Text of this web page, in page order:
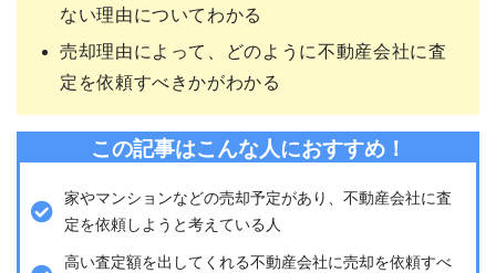
ない理由についてわかる
売却理由によって、どのように不動産会社に査
定を依頼すべきかがわかる
この記事はこんな人におすすめ！
家やマンションなどの売却予定があり、不動産会社に査
定を依頼しようと考えている人
高い査定額を出してくれる不動産会社に売却を依頼すべ